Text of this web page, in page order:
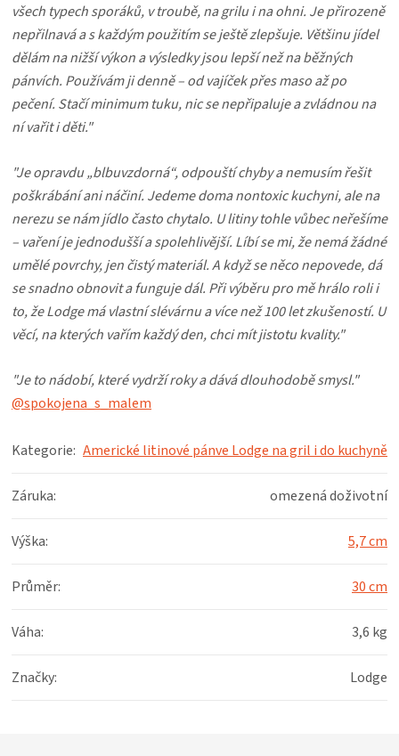
všech typech sporáků, v troubě, na grilu i na ohni. Je přirozeně
nepřilnavá a s každým použitím se ještě zlepšuje. Většinu jídel
dělám na nižší výkon a výsledky jsou lepší než na běžných
pánvích. Používám ji denně – od vajíček přes maso až po
pečení. Stačí minimum tuku, nic se nepřipaluje a zvládnou na
ní vařit i děti."
"Je opravdu „blbuvzdorná“, odpouští chyby a nemusím řešit
poškrábání ani náčiní. Jedeme doma nontoxic kuchyni, ale na
nerezu se nám jídlo často chytalo. U litiny tohle vůbec neřešíme
– vaření je jednodušší a spolehlivější. Líbí se mi, že nemá žádné
umělé povrchy, jen čistý materiál. A když se něco nepovede, dá
se snadno obnovit a funguje dál. Při výběru pro mě hrálo roli i
to, že Lodge má vlastní slévárnu a více než 100 let zkušeností. U
věcí, na kterých vařím každý den, chci mít jistotu kvality."
"Je to nádobí, které vydrží roky a dává dlouhodobě smysl."
@spokojena_s_malem
Kategorie: Americké litinové pánve Lodge na gril i do kuchyně
Záruka: omezená doživotní
Výška: 5,7 cm
Průměr: 30 cm
Váha: 3,6 kg
Značky: Lodge